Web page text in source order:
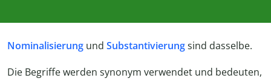
Nominalisierung und Substantivierungsind dasselbe.
Die Begriffe werden synonym verwendet und bedeuten,